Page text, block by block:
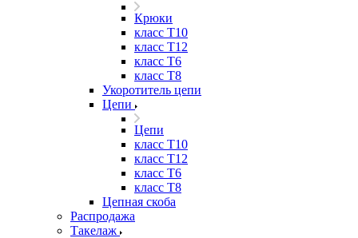
Крюки
класс Т10
класс Т12
класс Т6
класс Т8
Укоротитель цепи
Цепи
Цепи
класс Т10
класс Т12
класс Т6
класс Т8
Цепная скоба
Распродажа
Такелаж